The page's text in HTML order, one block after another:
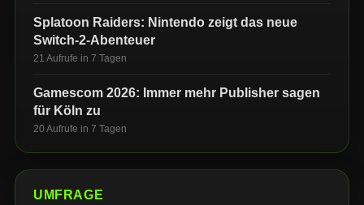
Splatoon Raiders: Nintendo zeigt das neue
Switch-2-Abenteuer
21 Aufrufe in 7 Tagen
Gamescom 2026: Immer mehr Publisher sagen
für Köln zu
20 Aufrufe in 7 Tagen
UMFRAGE